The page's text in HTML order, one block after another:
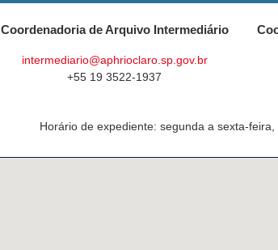
Coordenadoria de Arquivo Intermediário
intermediario@aphrioclaro.sp.gov.br
+55 19 3522-1937
Horário de expediente: segunda a sexta-